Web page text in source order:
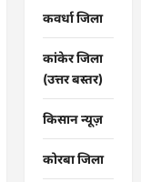
कवर्धा जिला
कांकेर जिला
(उत्तर बस्तर)
किसान न्यूज़
कोरबा जिला